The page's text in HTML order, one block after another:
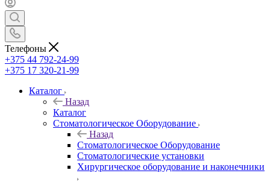
Телефоны
+375 44 792-24-99
+375 17 320-21-99
Каталог
Назад
Каталог
Стоматологическое Оборудование
Назад
Стоматологическое Оборудование
Стоматологические установки
Хирургическое оборудование и наконечники